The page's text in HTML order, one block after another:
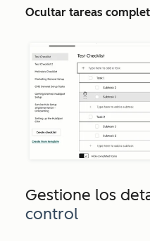
Ocultar tareas
Gestione los
control